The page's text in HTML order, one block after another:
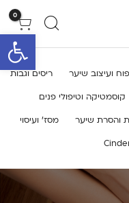
פתח
0
ועיצוב שיער ריסים וגבות
קוסמטיקה וטיפולי פנים
והסרת שיער מסז’ ועיסוי